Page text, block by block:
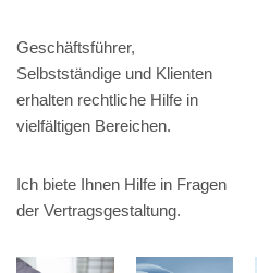
Geschäftsführer,
Selbstständige und Klienten
erhalten rechtliche Hilfe in
vielfältigen Bereichen.
Ich biete Ihnen Hilfe in Fragen
der Vertragsgestaltung.